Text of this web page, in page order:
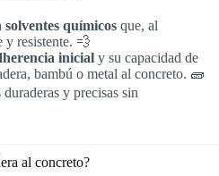
solventes químicos que, al
y resistente. 💨
inicial y su capacidad de
bambú o metal al concreto. 🧱
y precisas sin
al concreto?